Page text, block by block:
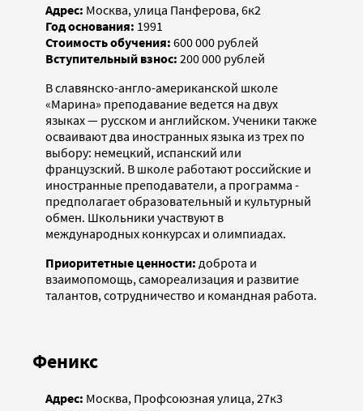
Адрес: Москва, улица Панферова, 6к2
Год основания: 1991
Стоимость обучения: 600 000 рублей
Вступительный взнос: 200 000 рублей
В славянско-англо-американской школе
«Марина» преподавание ведется на двух
языках — русском и английском. Ученики также
осваивают два иностранных языка из трех по
выбору: немецкий, испанский или
французский. В школе работают российские и
иностранные преподаватели, а программа ­
предполагает образовательный и культурный
обмен. Школьники участвуют в
международных конкурсах и олимпиадах.
Приоритетные ценности: доброта и
взаимопомощь, самореализация и развитие
талантов, сотрудничество и командная работа.
Феникс
Адрес: Москва, Профсоюзная улица, 27к3